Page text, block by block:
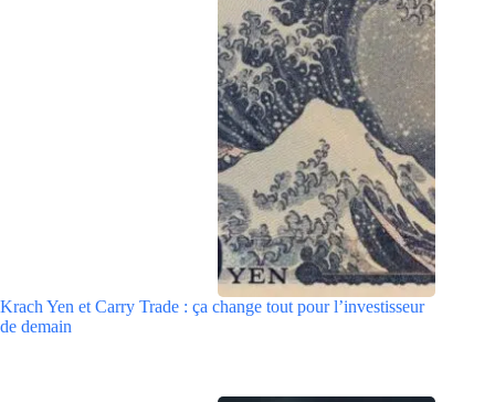
Krach Yen et Carry Trade : ça change tout pour l’investisseur
de demain